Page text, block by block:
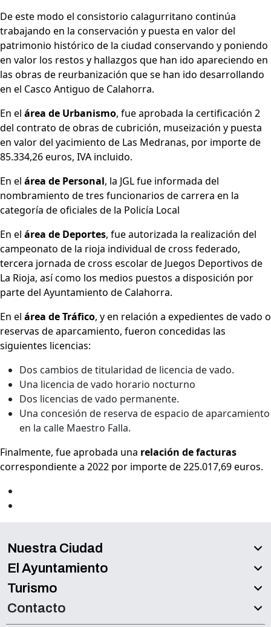
De este modo el consistorio calagurritano continúa
trabajando en la conservación y puesta en valor del
patrimonio histórico de la ciudad conservando y poniendo
en valor los restos y hallazgos que han ido apareciendo en
las obras de reurbanización que se han ido desarrollando
en el Casco Antiguo de Calahorra.
En el área de Urbanismo, fue aprobada la certificación 2
del contrato de obras de cubrición, museización y puesta
en valor del yacimiento de Las Medranas, por importe de
85.334,26 euros, IVA incluido.
En el área de Personal, la JGL fue informada del
nombramiento de tres funcionarios de carrera en la
categoría de oficiales de la Policía Local
En el área de Deportes, fue autorizada la realización del
campeonato de la rioja individual de cross federado,
tercera jornada de cross escolar de Juegos Deportivos de
La Rioja, así como los medios puestos a disposición por
parte del Ayuntamiento de Calahorra.
En el área de Tráfico, y en relación a expedientes de vado o
reservas de aparcamiento, fueron concedidas las
siguientes licencias:
Dos cambios de titularidad de licencia de vado.
Una licencia de vado horario nocturno
Dos licencias de vado permanente.
Una concesión de reserva de espacio de aparcamiento
en la calle Maestro Falla.
Finalmente, fue aprobada una relación de facturas
correspondiente a 2022 por importe de 225.017,69 euros.
Nuestra Ciudad
El Ayuntamiento
Turismo
Contacto